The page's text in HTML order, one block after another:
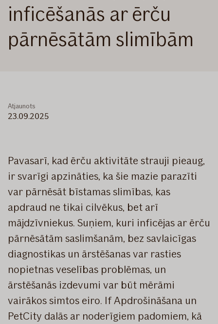
inficēšanās ar ērču
pārnēsātām slimībām
Atjaunots
23.09.2025
Pavasarī, kad ērču aktivitāte strauji pieaug,
ir svarīgi apzināties, ka šie mazie parazīti
var pārnēsāt bīstamas slimības, kas
apdraud ne tikai cilvēkus, bet arī
mājdzīvniekus. Suņiem, kuri inficējas ar ērču
pārnēsātām saslimšanām, bez savlaicīgas
diagnostikas un ārstēšanas var rasties
nopietnas veselības problēmas, un
ārstēšanās izdevumi var būt mērāmi
vairākos simtos eiro. If Apdrošināšana un
PetCity dalās ar noderīgiem padomiem, kā